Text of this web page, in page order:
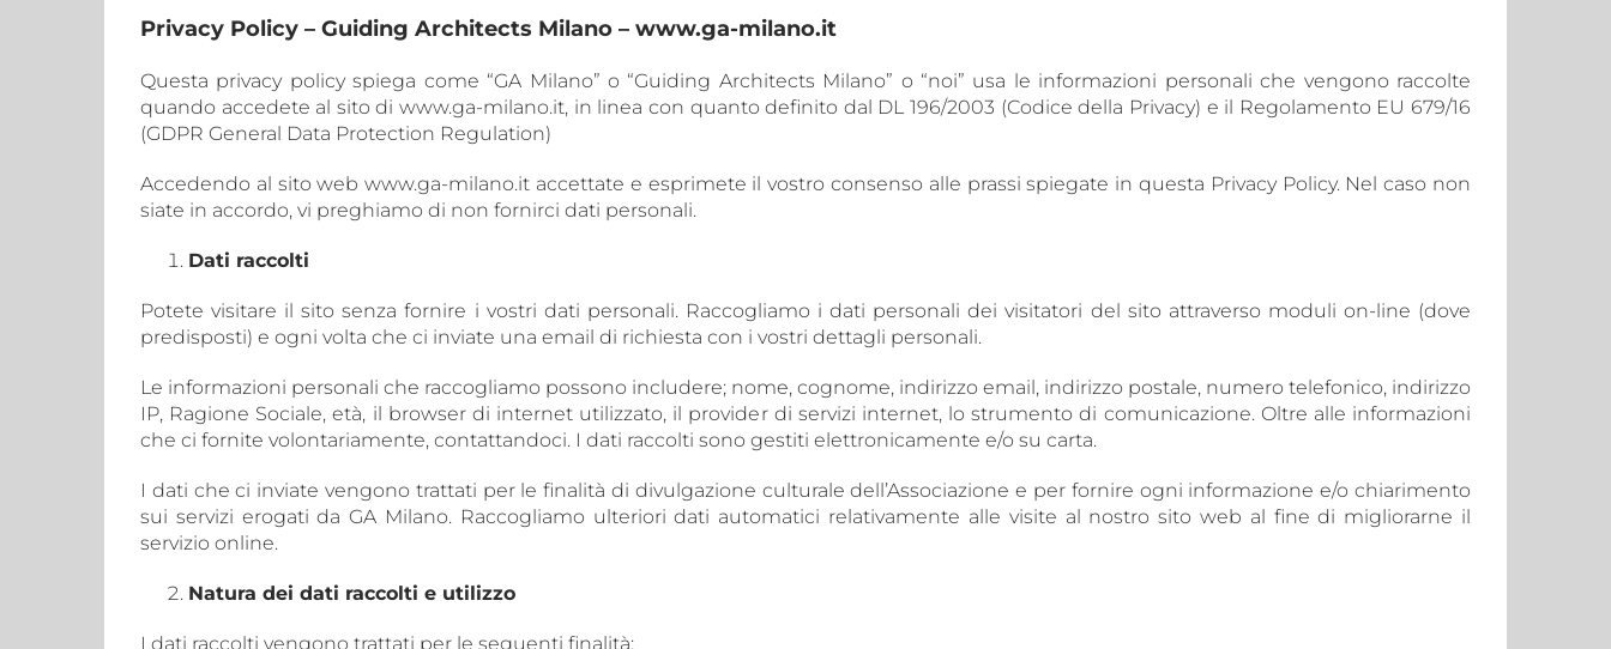
Privacy Policy – Guiding Architects Milano – www.ga-milano.it
Questa privacy policy spiega come “GA Milano” o “Guiding Architects Milano” o “noi” usa le informazioni personali che vengono raccolte
quando accedete al sito di www.ga-milano.it, in linea con quanto definito dal DL 196/2003 (Codice della Privacy) e il Regolamento EU 679/16
(GDPR General Data Protection Regulation)
Accedendo al sito web www.ga-milano.it accettate e esprimete il vostro consenso alle prassi spiegate in questa Privacy Policy. Nel caso non
siate in accordo, vi preghiamo di non fornirci dati personali.
Dati raccolti
Potete visitare il sito senza fornire i vostri dati personali. Raccogliamo i dati personali dei visitatori del sito attraverso moduli on-line (dove
predisposti) e ogni volta che ci inviate una email di richiesta con i vostri dettagli personali.
Le informazioni personali che raccogliamo possono includere; nome, cognome, indirizzo email, indirizzo postale, numero telefonico, indirizzo
IP, Ragione Sociale, età, il browser di internet utilizzato, il provider di servizi internet, lo strumento di comunicazione. Oltre alle informazioni
che ci fornite volontariamente, contattandoci. I dati raccolti sono gestiti elettronicamente e/o su carta.
I dati che ci inviate vengono trattati per le finalità di divulgazione culturale dell’Associazione e per fornire ogni informazione e/o chiarimento
sui servizi erogati da GA Milano. Raccogliamo ulteriori dati automatici relativamente alle visite al nostro sito web al fine di migliorarne il
servizio online.
Natura dei dati raccolti e utilizzo
I dati raccolti vengono trattati per le seguenti finalità: